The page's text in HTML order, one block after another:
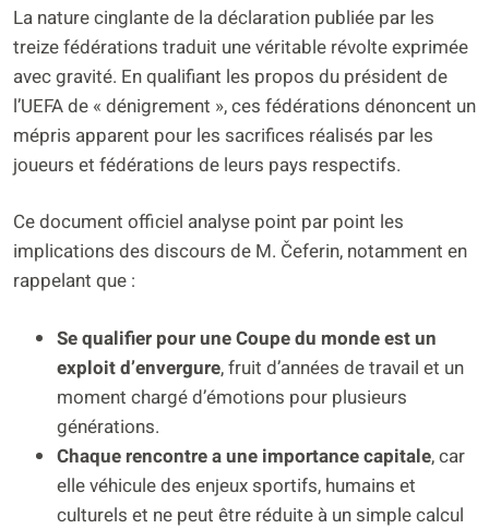
La nature cinglante de la déclaration publiée par les
treize fédérations traduit une véritable révolte exprimée
avec gravité. En qualifiant les propos du président de
l’UEFA de « dénigrement », ces fédérations dénoncent un
mépris apparent pour les sacrifices réalisés par les
joueurs et fédérations de leurs pays respectifs.
Ce document officiel analyse point par point les
implications des discours de M. Čeferin, notamment en
rappelant que :
Se qualifier pour une Coupe du monde est un
exploit d’envergure, fruit d’années de travail et un
moment chargé d’émotions pour plusieurs
générations.
Chaque rencontre a une importance capitale, car
elle véhicule des enjeux sportifs, humains et
culturels et ne peut être réduite à un simple calcul